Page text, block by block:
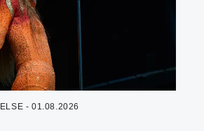
- 01.08.2026